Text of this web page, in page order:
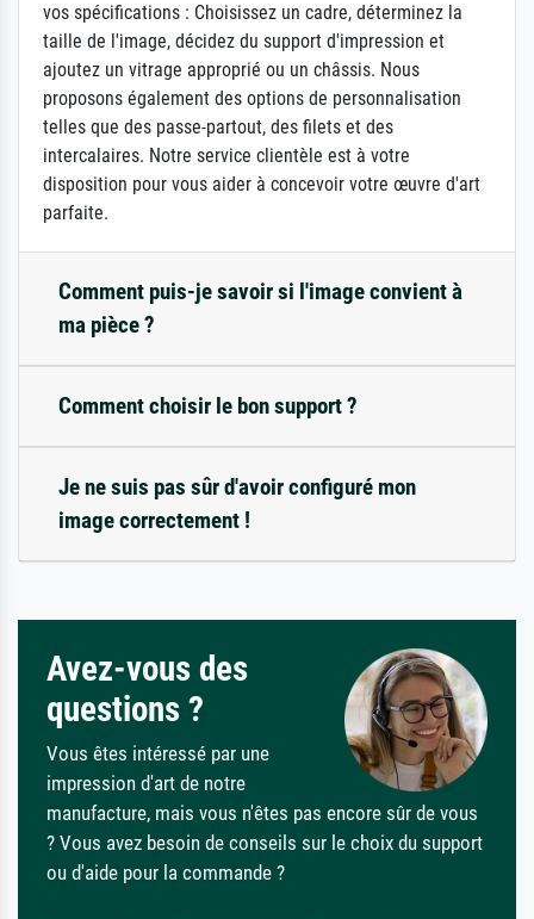
vos spécifications : Choisissez un cadre, déterminez la
taille de l'image, décidez du support d'impression et
ajoutez un vitrage approprié ou un châssis. Nous
proposons également des options de personnalisation
telles que des passe-partout, des filets et des
intercalaires. Notre service clientèle est à votre
disposition pour vous aider à concevoir votre œuvre d'art
parfaite.
Comment puis-je savoir si l'image convient à
ma pièce ?
Comment choisir le bon support ?
Je ne suis pas sûr d'avoir configuré mon
image correctement !
Avez-vous des
questions ?
Vous êtes intéressé par une
impression d'art de notre
manufacture, mais vous n'êtes pas encore sûr de vous
? Vous avez besoin de conseils sur le choix du support
ou d'aide pour la commande ?